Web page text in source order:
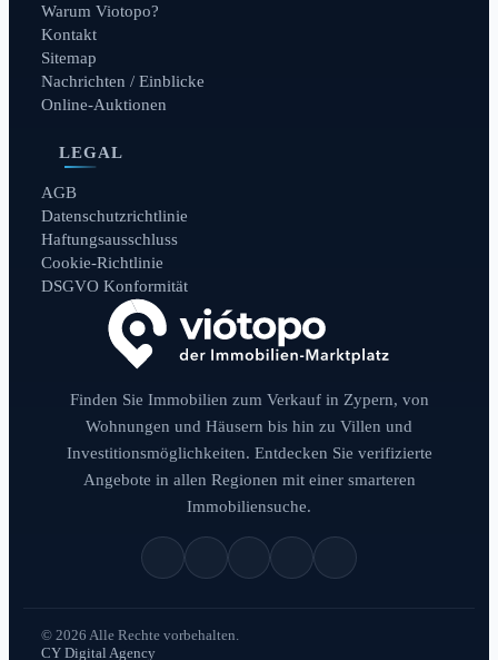
Warum Viotopo?
Kontakt
Sitemap
Nachrichten / Einblicke
Online-Auktionen
LEGAL
AGB
Datenschutzrichtlinie
Haftungsausschluss
Cookie-Richtlinie
DSGVO Konformität
Finden Sie Immobilien zum Verkauf in Zypern, von
Wohnungen und Häusern bis hin zu Villen und
Investitionsmöglichkeiten. Entdecken Sie verifizierte
Angebote in allen Regionen mit einer smarteren
Immobiliensuche.
© 2026 Alle Rechte vorbehalten.
CY Digital Agency